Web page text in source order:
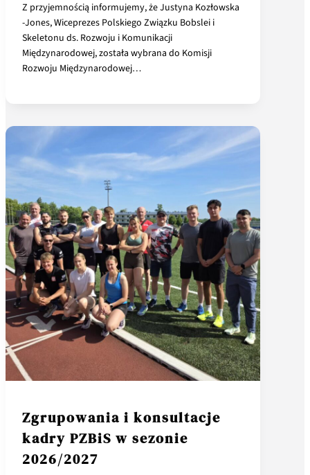
Z przyjemnością informujemy, że Justyna Kozłowska
-Jones, Wiceprezes Polskiego Związku Bobslei i
Skeletonu ds. Rozwoju i Komunikacji
Międzynarodowej, została wybrana do Komisji
Rozwoju Międzynarodowej…
Zgrupowania i konsultacje
kadry PZBiS w sezonie
2026/2027